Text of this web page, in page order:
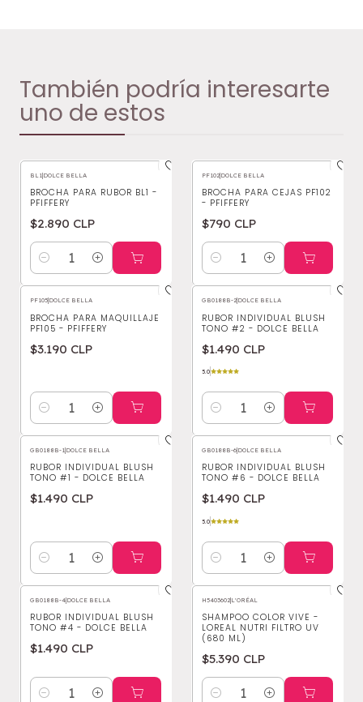
También podría interesarte
uno de estos
BL1|DOLCE BELLA
BROCHA PARA RUBOR BL1 -
PFIFFERY
$2.890 CLP
Cantidad
PF102|DOLCE BELLA
BROCHA PARA CEJAS PF102
- PFIFFERY
$790 CLP
Cantidad
PF105|DOLCE BELLA
BROCHA PARA MAQUILLAJE
PF105 - PFIFFERY
$3.190 CLP
Cantidad
GB0188B-2|DOLCE BELLA
RUBOR INDIVIDUAL BLUSH
TONO #2 - DOLCE BELLA
$1.490 CLP
5.0
Cantidad
GB0188B-1|DOLCE BELLA
RUBOR INDIVIDUAL BLUSH
TONO #1 - DOLCE BELLA
$1.490 CLP
Cantidad
GB0188B-6|DOLCE BELLA
RUBOR INDIVIDUAL BLUSH
TONO #6 - DOLCE BELLA
$1.490 CLP
5.0
Cantidad
GB0188B-4|DOLCE BELLA
RUBOR INDIVIDUAL BLUSH
TONO #4 - DOLCE BELLA
$1.490 CLP
H5403602|L'ORÉAL
SHAMPOO COLOR VIVE -
LOREAL NUTRI FILTRO UV
(680 ML)
$5.390 CLP